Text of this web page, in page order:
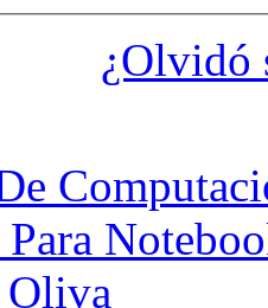
¿Olvidó
Oliva